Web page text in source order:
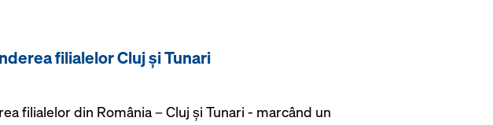
filialelor Cluj și Tunari
filialelor din România – Cluj și Tunari - marcând un